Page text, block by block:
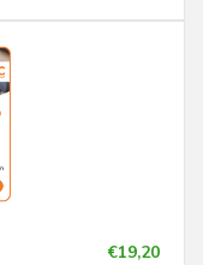
€19,20